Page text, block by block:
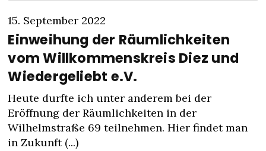
15. September 2022
Einweihung der Räumlichkeiten
vom Willkommenskreis Diez und
Wiedergeliebt e.V.
Heute durfte ich unter anderem bei der
Eröffnung der Räumlichkeiten in der
Wilhelmstraße 69 teilnehmen. Hier findet man
in Zukunft (...)